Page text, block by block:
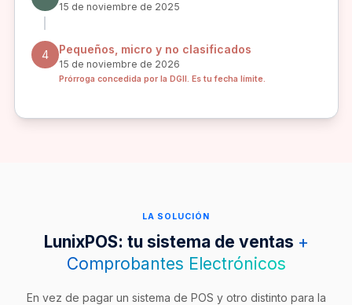
15 de noviembre de 2025
4 Pequeños, micro y no clasificados
15 de noviembre de 2026
Prórroga concedida por la DGII. Es tu fecha límite.
LA SOLUCIÓN
LunixPOS: tu sistema de ventas +
Comprobantes Electrónicos
En vez de pagar un sistema de POS y otro distinto para la